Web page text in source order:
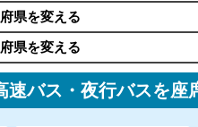
県を変える
県を変える
速バス・夜行バスを座